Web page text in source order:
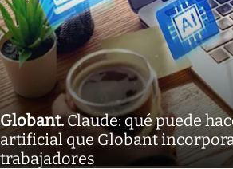
Globant.Claude: qué puede
artificial que Globant
trabajadores